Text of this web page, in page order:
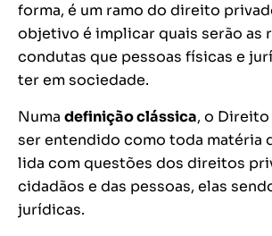
forma, é um ramo do direito
objetivo é implicar quais serão as
condutas que pessoas físicas e
ter em sociedade.
Numa definição clássica, o
ser entendido como toda matéria
lida com questões dos direitos
cidadãos e das pessoas, elas
jurídicas.